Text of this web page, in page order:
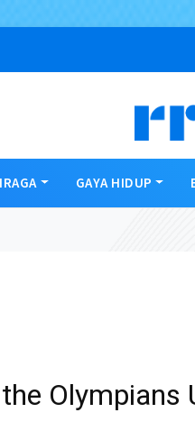
GAYA HIDUP
Olympians